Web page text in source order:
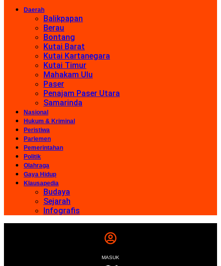
Daerah
Balikpapan
Berau
Bontang
Kutai Barat
Kutai Kartanegara
Kutai Timur
Mahakam Ulu
Paser
Penajam Paser Utara
Samarinda
Nasional
Hukum & Kriminal
Peristiwa
Parlemen
Pemerintahan
Politik
Olahraga
Gaya Hidup
Klausapedia
Budaya
Sejarah
Infografis
MASUK